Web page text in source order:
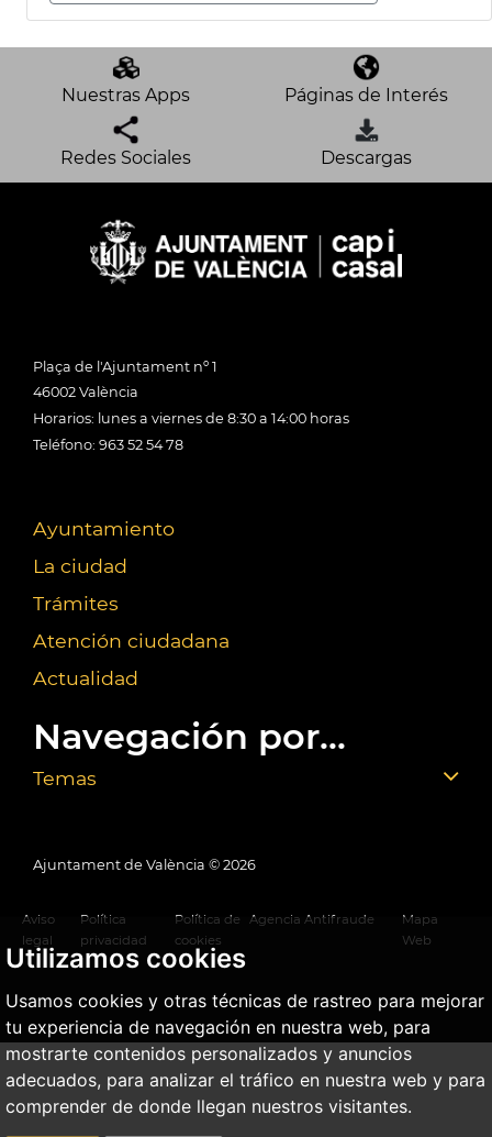
Utilizamos cookies
Usamos cookies y otras técnicas de rastreo para mejorar
tu experiencia de navegación en nuestra web, para
mostrarte contenidos personalizados y anuncios
adecuados, para analizar el tráfico en nuestra web y para
comprender de donde llegan nuestros visitantes.
Nuestras Apps Páginas de Interés
Redes Sociales Descargas
Plaça de l'Ajuntament nº 1
46002 València
Horarios: lunes a viernes de 8:30 a 14:00 horas
Teléfono: 963 52 54 78
Ayuntamiento
La ciudad
Trámites
Atención ciudadana
Actualidad
Navegación por...
Temas
Ajuntament de València © 2026
Aviso
legal
Política
privacidad
Política de
cookies
Agencia Antifraude
Mapa
Web